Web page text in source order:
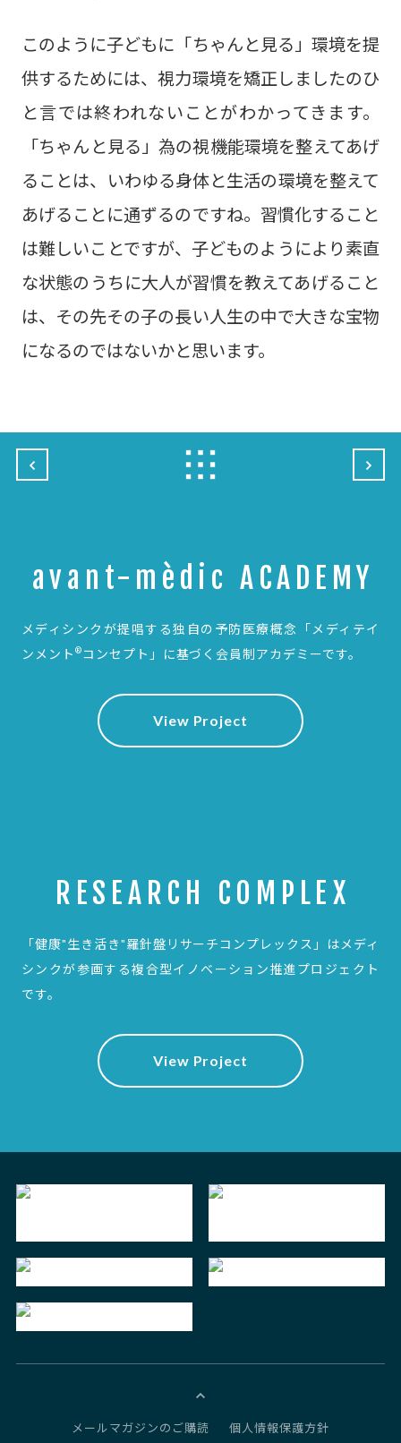
このように子どもに「ちゃんと見る」環境を提
供するためには、視力環境を矯正しましたのひ
と言では終われないことがわかってきます。
「ちゃんと見る」為の視機能環境を整えてあげ
ることは、いわゆる身体と生活の環境を整えて
あげることに通ずるのですね。習慣化すること
は難しいことですが、子どものようにより素直
な状態のうちに大人が習慣を教えてあげること
は、その先その子の長い人生の中で大きな宝物
になるのではないかと思います。
avant-mèdic ACADEMY
メディシンクが提唱する独自の予防医療概念
「メディテイ
ンメント ®コンセプト」に基づく会員制アカデミーです。
View Project
RESEARCH COMPLEX
「健康"生き活き"羅針盤リサーチコンプレックス」は メディ
シンクが参画する複合型イノベーション推進プロジェクト
です。
View Project
メールマガジンのご購読 個人情報保護方針